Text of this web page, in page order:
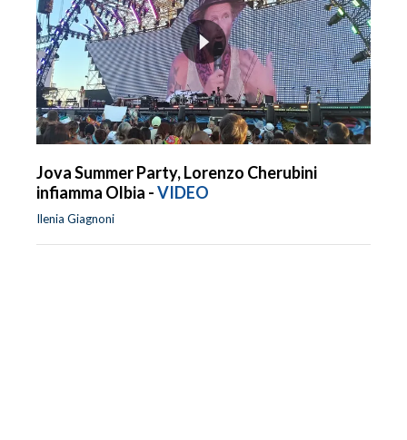
Jova Summer Party, Lorenzo Cherubini
infiamma Olbia -VIDEO
Ilenia Giagnoni